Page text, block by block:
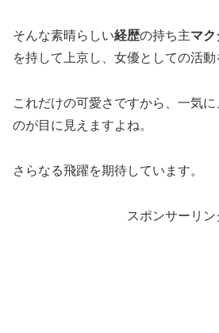
そんな素晴らしい経歴の持ち主マ
を持して上京し、女優としての活動
これだけの可愛さですから、一気
のが目に見えますよね。
さらなる飛躍を期待しています。
スポンサーリン